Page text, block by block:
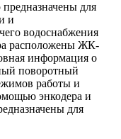
для
и
водоснабжения
расположены ЖК-
информация о
поворотный
работы и
энкодера и
для